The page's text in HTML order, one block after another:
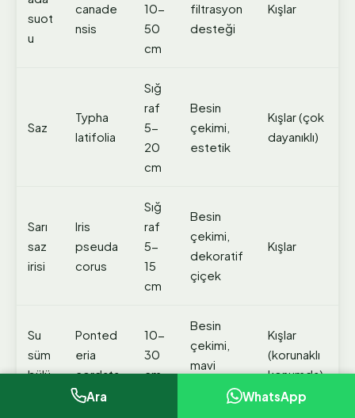
suot
u
canade
nsis
10-
50
cm
filtrasyon
desteği
Kışlar
Saz
Typha
latifolia
Sığ
raf
5-
20
cm
Besin
çekimi,
estetik
Kışlar (çok
dayanıklı)
Sarı
saz
irisi
Iris
pseuda
corus
Sığ
raf
5-
15
cm
Besin
çekimi,
dekoratif
çiçek
Kışlar
Su
süm
bülü
Ponted
eria
cordata
10-
30
cm
Besin
çekimi,
mavi
Kışlar
(korunaklı
konumda)
Ara WhatsApp